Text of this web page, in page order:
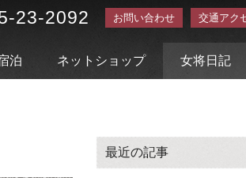
23-2092 お問い合わせ 交通アク
泊 ネットショップ 女将日記
最近の記事